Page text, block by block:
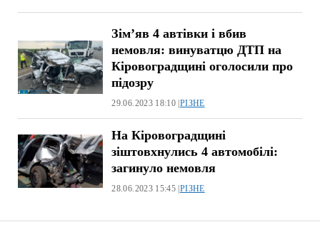
Зім’яв 4 автівки і вбив
немовля: винуватцю ДТП на
Кіровоградщині оголосили про
підозру
29.06.2023 18:10 |РІЗНЕ
На Кіровоградщині
зіштовхнулись 4 автомобілі:
загинуло немовля
28.06.2023 15:45 |РІЗНЕ